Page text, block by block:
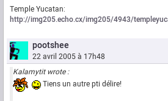
Temple Yucatan:
http://img205.echo.cx/img205/4943/
pootshee
22 avril 2005 à 17h48
Kalamytit wrote :
Tiens un autre pti délire!